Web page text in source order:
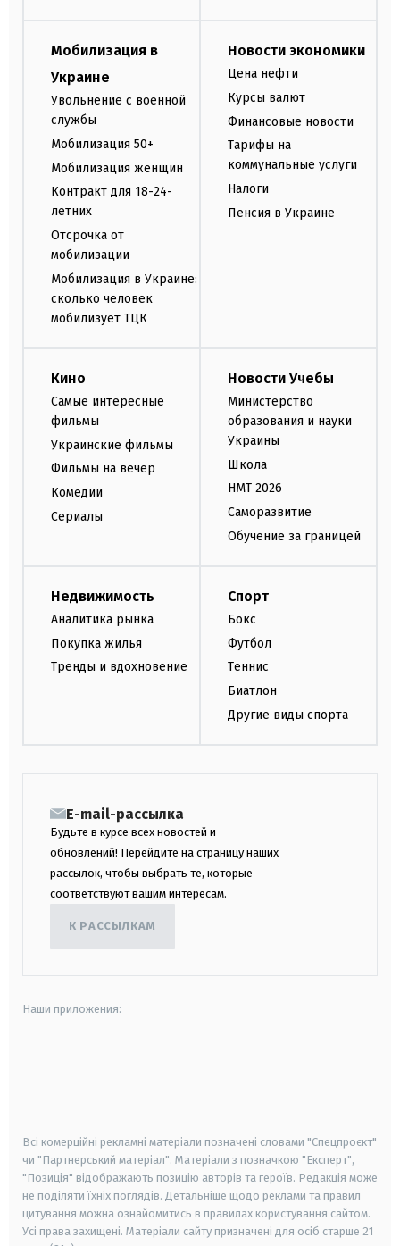
Мобилизация в
Украине
Увольнение с военной
службы
Мобилизация 50+
Мобилизация женщин
Контракт для 18-24-
летних
Отсрочка от
мобилизации
Мобилизация в Украине:
сколько человек
мобилизует ТЦК
Новости экономики
Цена нефти
Курсы валют
Финансовые новости
Тарифы на
коммунальные услуги
Налоги
Пенсия в Украине
Кино
Самые интересные
фильмы
Украинские фильмы
Фильмы на вечер
Комедии
Сериалы
Новости Учебы
Министерство
образования и науки
Украины
Школа
НМТ 2026
Саморазвитие
Обучение за границей
Недвижимость
Аналитика рынка
Покупка жилья
Тренды и вдохновение
Спорт
Бокс
Футбол
Теннис
Биатлон
Другие виды спорта
E-mail-рассылка
Будьте в курсе всех новостей и
обновлений! Перейдите на страницу наших
рассылок, чтобы выбрать те, которые
соответствуют вашим интересам.
К РАССЫЛКАМ
Наши приложения:
Всі комерційні рекламні матеріали позначені словами "Спецпроєкт"
чи "Партнерський матеріал". Матеріали з позначкою "Експерт",
"Позиція" відображають позицію авторів та героїв. Редакція може
не поділяти їхніх поглядів. Детальніше щодо реклами та правил
цитування можна ознайомитись в правилах користування сайтом.
Усі права захищені. Матеріали сайту призначені для осіб старше 21